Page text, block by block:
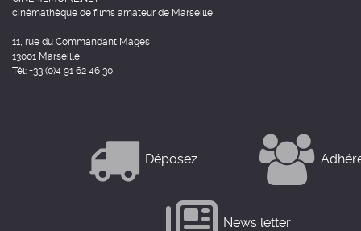
cinémathèque de films amateur de Marseille
11, rue du Commandant Mages
13001 Marseille
Tél: +33 (0)4 91 62 46 30
Déposez
News letter